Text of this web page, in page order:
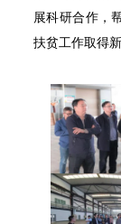
展科研合作，
扶贫工作取得新